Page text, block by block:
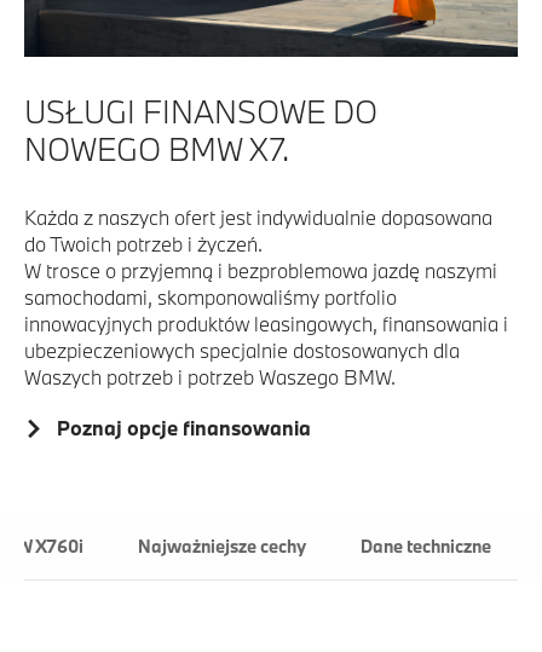
USŁUGI FINANSOWE DO
NOWEGO BMW X7.
Każda z naszych ofert jest indywidualnie dopasowana
do Twoich potrzeb i życzeń.
W trosce o przyjemną i bezproblemowa jazdę naszymi
samochodami, skomponowaliśmy portfolio
innowacyjnych produktów leasingowych, finansowania i
ubezpieczeniowych specjalnie dostosowanych dla
Waszych potrzeb i potrzeb Waszego BMW.
Poznaj opcje finansowania
BMW X760i Najważniejsze cechy Dane